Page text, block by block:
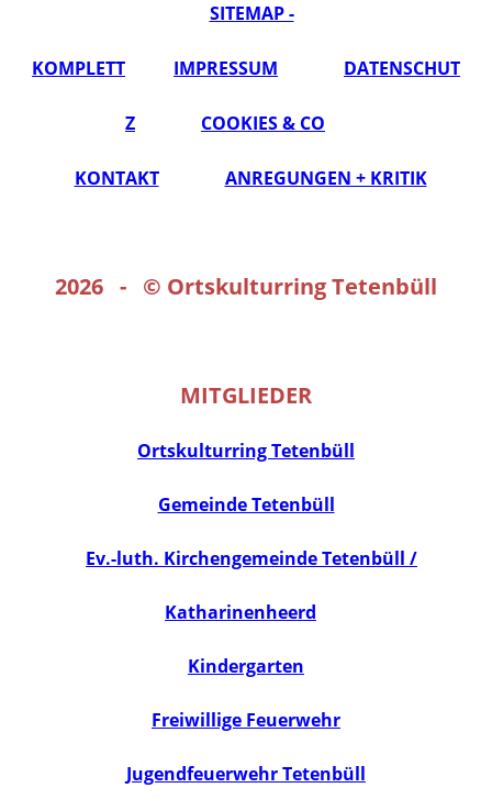
SITEMAP -
KOMPLETT IMPRESSUM DATENSCHUT
Z COOKIES & CO
KONTAKT ANREGUNGEN + KRITIK
2026 - © Ortskulturring Tetenbüll
MITGLIEDER
Ortskulturring Tetenbüll
Gemeinde Tetenbüll
Ev.-luth. Kirchengemeinde Tetenbüll /
Katharinenheerd
Kindergarten
Freiwillige Feuerwehr
Jugendfeuerwehr Tetenbüll